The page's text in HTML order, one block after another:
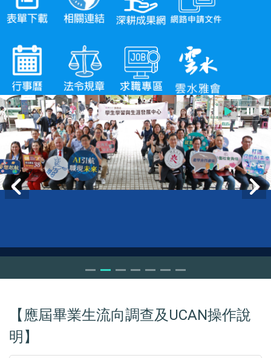
VIP workshop
【應屆畢業生流向調查及UCAN操作說